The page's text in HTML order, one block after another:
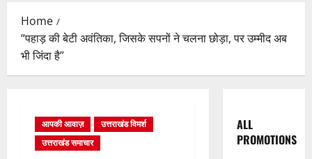
Home
“पहाड़ की बेटी अवंतिका, जिसके सपनों ने चलना छोड़ा, पर उम्मीद अब
भी जिंदा है”
आपकी आवाज़
उत्तराखंड विमर्श
उत्तराखंड समाचार
ALL
PROMOTIONS